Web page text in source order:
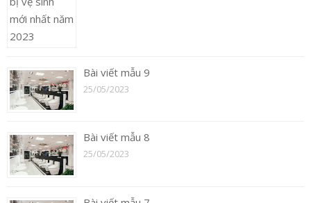
Bài viết mẫu 9
25/05/2023
Bài viết mẫu 8
25/05/2023